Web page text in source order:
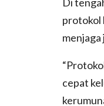
protokol
cepat